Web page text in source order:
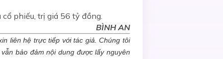
phiếu, trị giá 56 tỷ đồng.
BÌNH AN
liên hệ trực tiếp với tác giả. Chúng tôi
bảo đảm nội dung được lấy nguyên